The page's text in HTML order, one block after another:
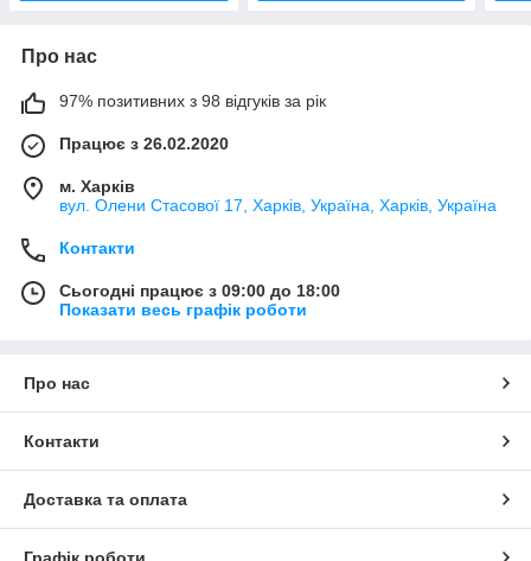
Про нас
97% позитивних з 98 відгуків за рік
Працює з 26.02.2020
м. Харків
вул. Олени Стасової 17, Харків, Україна, Харків, Україна
Контакти
Сьогодні працює з 09:00 до 18:00
Показати весь графік роботи
Про нас
Контакти
Доставка та оплата